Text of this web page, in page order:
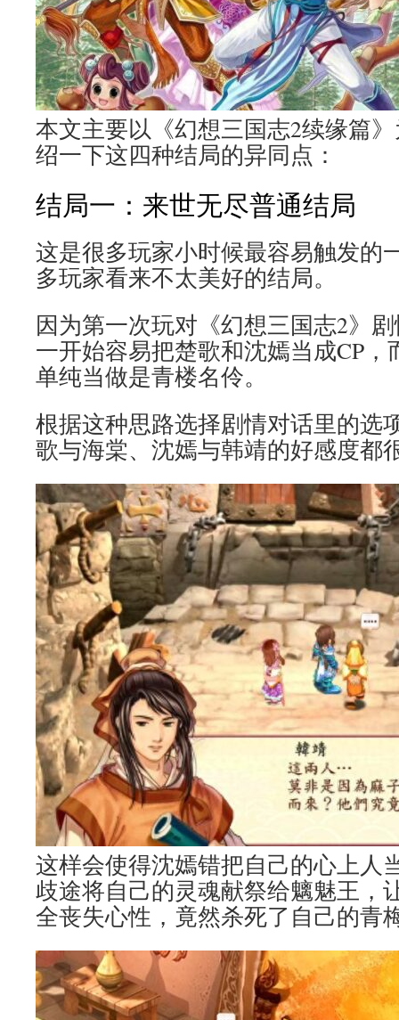
本文主要以《幻想三国志2续缘篇
绍一下这四种结局的异同点：
结局一：来世无尽普通结局
这是很多玩家小时候最容易触发的
多玩家看来不太美好的结局。
因为第一次玩对《幻想三国志2》
一开始容易把楚歌和沈嫣当成CP
单纯当做是青楼名伶。
根据这种思路选择剧情对话里的选
歌与海棠、沈嫣与韩靖的好感度都
这样会使得沈嫣错把自己的心上人
歧途将自己的灵魂献祭给魑魅王，
全丧失心性，竟然杀死了自己的青